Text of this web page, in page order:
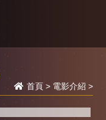
首頁> 電影介紹 >